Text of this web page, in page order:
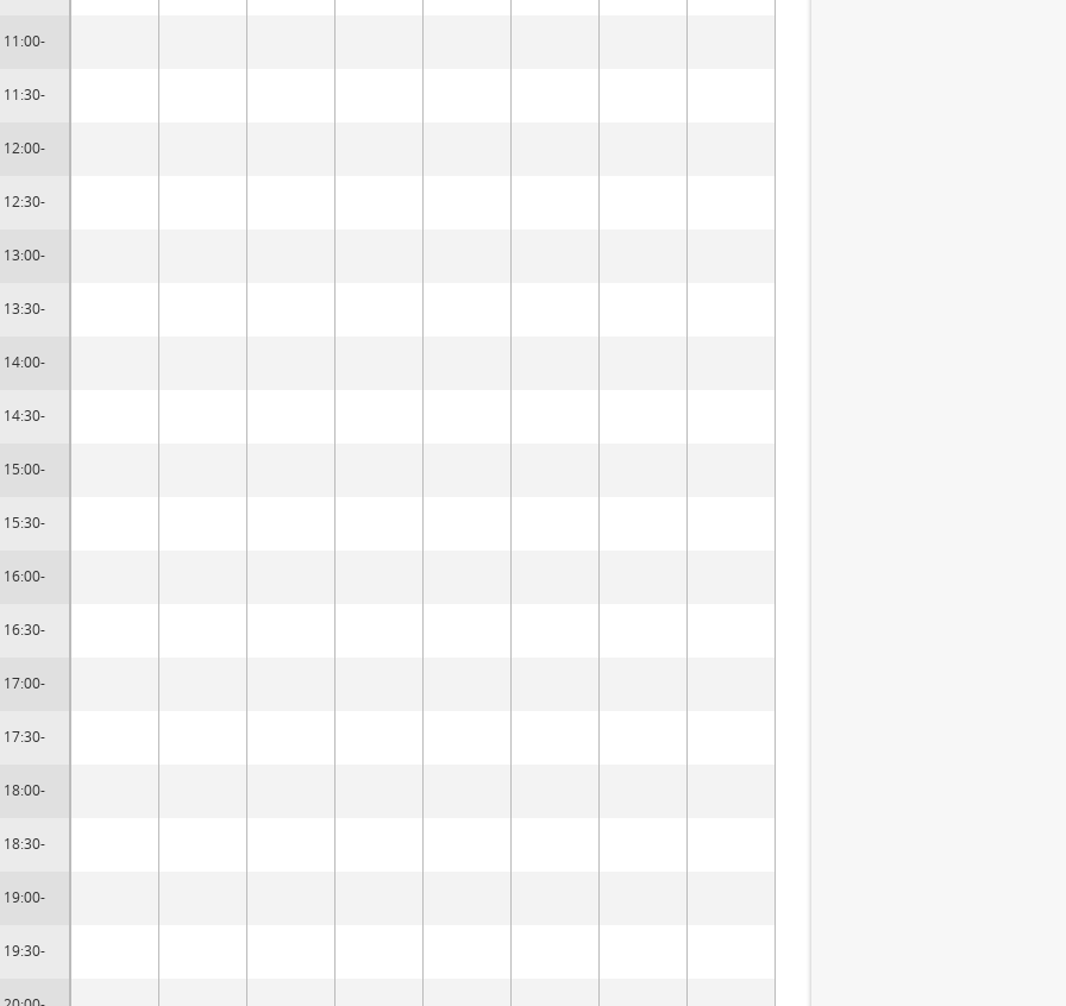
11:00-
11:30-
12:00-
12:30-
13:00-
13:30-
14:00-
14:30-
15:00-
15:30-
16:00-
16:30-
17:00-
17:30-
18:00-
18:30-
19:00-
19:30-